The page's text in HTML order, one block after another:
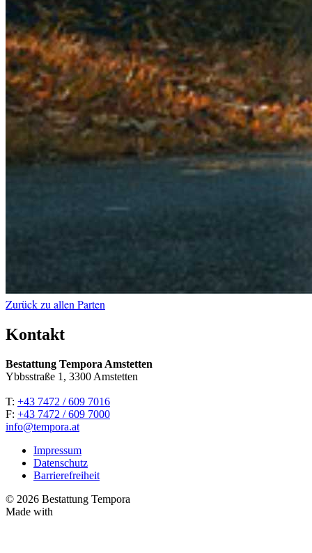
Zurück zu allen Parten
Kontakt
Bestattung Tempora Amstetten
Ybbsstraße 1, 3300 Amstetten
T: +43 7472 / 609 7016
F: +43 7472 / 609 7000
info@tempora.at
Impressum
Datenschutz
Barrierefreiheit
© 2026 Bestattung Tempora
Made with